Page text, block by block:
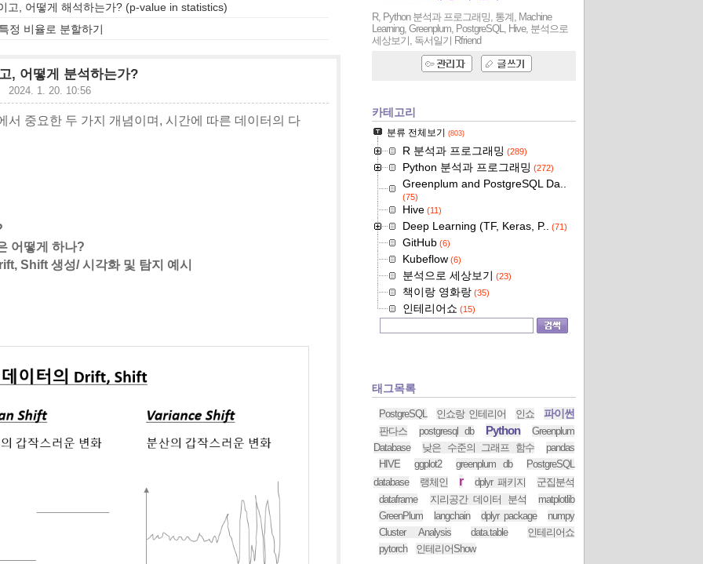
고, 어떻게 해석하는가? (p-value in statistics)
정 비율로 분할하기
, 어떻게 분석하는가?
2024. 1. 20. 10:56
서 중요한 두 가지 개념이며, 시간에 따른 데이터의 다
어떻게 하나?
Shift 생성/ 시각화 및 탐지 예시
R, Python 분석과 프로그래밍, 통계, Machine
Learning, Greenplum, PostgreSQL, Hive, 분석으로
세상보기, 독서일기
Rfriend
카테고리
분류 전체보기 (803)
R 분석과 프로그래밍 (289)
Python 분석과 프로그래밍 (272)
Greenplum and PostgreSQL Da..
(75)
Hive (11)
Deep Learning (TF, Keras, P.. (71)
GitHub (6)
Kubeflow (6)
분석으로 세상보기 (23)
책이랑 영화랑 (35)
인테리어쇼 (15)
태그목록
PostgreSQL 인쇼랑 인테리어 인쇼 파이썬
판다스 postgresql db Python
Greenplum
Database
낮은 수준의 그래프 함수
pandas
HIVE
ggplot2 greenplum db
PostgreSQL
database
랭체인 r dplyr 패키지
군집분석
dataframe
지리공간 데이터 분석
matplotlib
GreenPlum
langchain dplyr package
numpy
Cluster Analysis
data.table
인테리어쇼
pytorch
인테리어Show